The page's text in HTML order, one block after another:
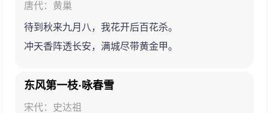
唐代：黄巢
待到秋来九月八，我花开后百花杀。
冲天香阵透长安，满城尽带黄金甲。
东风第一枝·咏春雪
宋代：史达祖